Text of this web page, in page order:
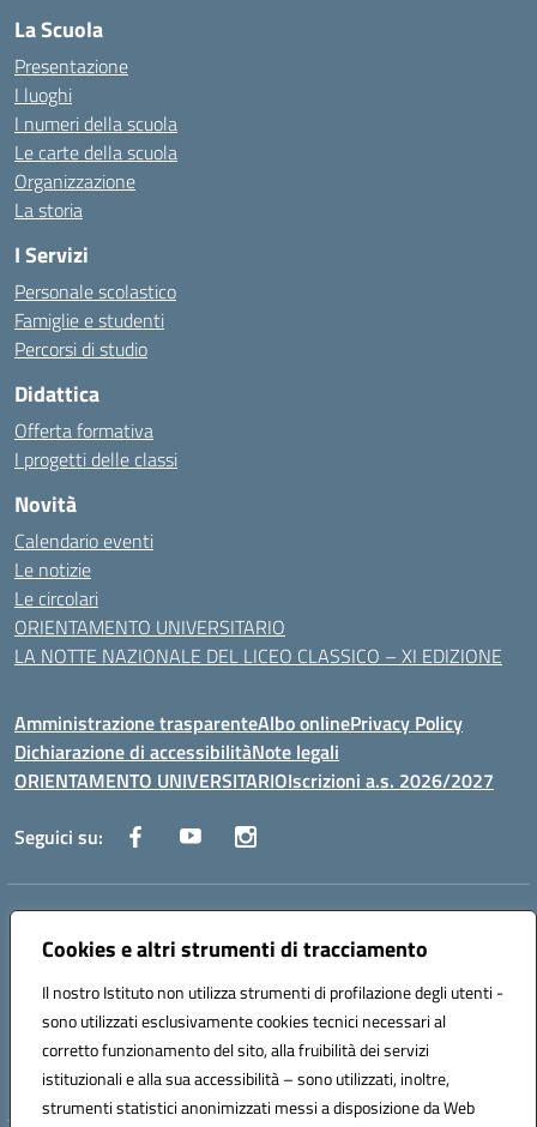
Cookies e altri strumenti di tracciamento
Il nostro Istituto non utilizza strumenti di profilazione degli utenti -
sono utilizzati esclusivamente cookies tecnici necessari al
corretto funzionamento del sito, alla fruibilità dei servizi
istituzionali e alla sua accessibilità – sono utilizzati, inoltre,
strumenti statistici anonimizzati messi a disposizione da Web
La Scuola
Presentazione
I luoghi
I numeri della scuola
Le carte della scuola
Organizzazione
La storia
I Servizi
Personale scolastico
Famiglie e studenti
Percorsi di studio
Didattica
Offerta formativa
I progetti delle classi
Novità
Calendario eventi
Le notizie
Le circolari
ORIENTAMENTO UNIVERSITARIO
LA NOTTE NAZIONALE DEL LICEO CLASSICO – XI EDIZIONE
Amministrazione trasparenteAlbo onlinePrivacy Policy
Dichiarazione di accessibilitàNote legali
ORIENTAMENTO UNIVERSITARIOIscrizioni a.s. 2026/2027
Seguici su:
Indirizzo:
Centralino:0882 331218 Email:fgps210002@istruzione.it
Codice fiscale: 93071630714
Codice meccanografico:
FGPS210002
Codice unico di fatturazione (CUF): UF7W9K